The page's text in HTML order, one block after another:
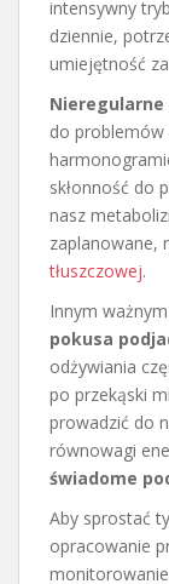
intensywny
dziennie,
umiejętność
Nieregularne
do problemów
skłonność do
nasz
zaplanowane,
tłuszczowej.
Innym
pokusa
odżywiania
po przekąski
prowadzić do
równowagi
świadome
Aby sprostać
opracowanie